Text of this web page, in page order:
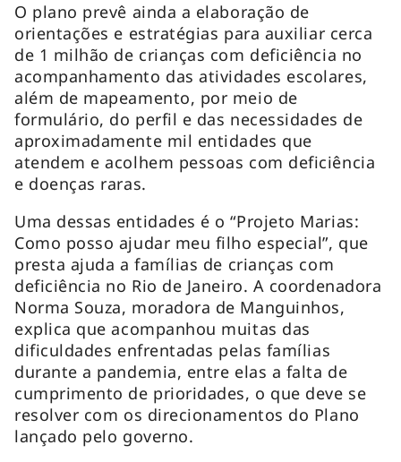
O plano prevê ainda a elaboração de
orientações e estratégias para auxiliar cerca
de 1 milhão de crianças com deficiência no
acompanhamento das atividades escolares,
além de mapeamento, por meio de
formulário, do perfil e das necessidades de
aproximadamente mil entidades que
atendem e acolhem pessoas com deficiência
e doenças raras.
Uma dessas entidades é o “Projeto Marias:
Como posso ajudar meu filho especial”, que
presta ajuda a famílias de crianças com
deficiência no Rio de Janeiro. A coordenadora
Norma Souza, moradora de Manguinhos,
explica que acompanhou muitas das
dificuldades enfrentadas pelas famílias
durante a pandemia, entre elas a falta de
cumprimento de prioridades, o que deve se
resolver com os direcionamentos do Plano
lançado pelo governo.